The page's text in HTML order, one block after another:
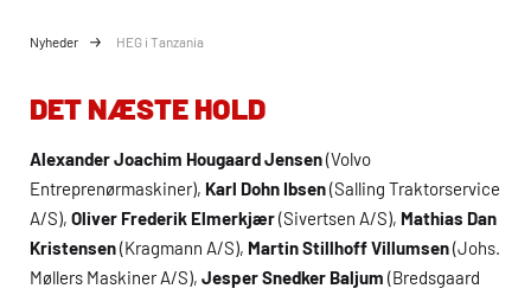
Nyheder HEG i Tanzania
DET NÆSTE HOLD
Alexander Joachim Hougaard Jensen(Volvo
Entreprenørmaskiner), Karl Dohn Ibsen(Salling Traktorservice
A/S), Oliver Frederik Elmerkjær(Sivertsen A/S), Mathias Dan
Kristensen(Kragmann A/S), Martin Stillhoff Villumsen(Johs.
Møllers Maskiner A/S), Jesper Snedker Baljum (Bredsgaard